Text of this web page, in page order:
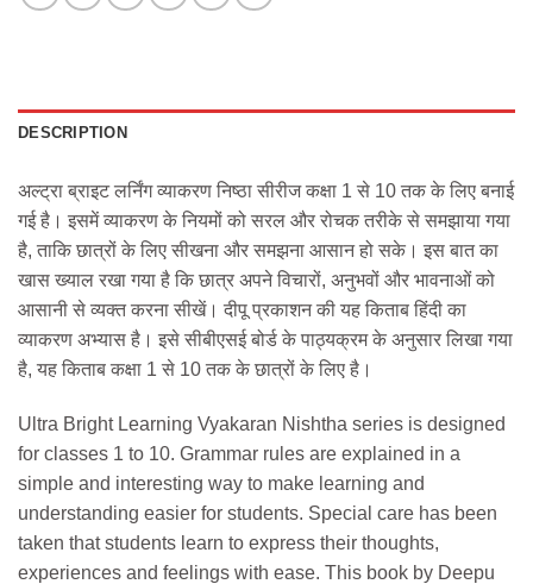
DESCRIPTION
अल्ट्रा ब्राइट लर्निंग व्याकरण निष्ठा सीरीज कक्षा 1 से 10 तक के लिए बनाई
गई है। इसमें व्याकरण के नियमों को सरल और रोचक तरीके से समझाया गया
है, ताकि छात्रों के लिए सीखना और समझना आसान हो सके। इस बात का
खास ख्याल रखा गया है कि छात्र अपने विचारों, अनुभवों और भावनाओं को
आसानी से व्यक्त करना सीखें। दीपू प्रकाशन की यह किताब हिंदी का
व्याकरण अभ्यास है। इसे सीबीएसई बोर्ड के पाठ्यक्रम के अनुसार लिखा गया
है, यह किताब कक्षा 1 से 10 तक के छात्रों के लिए है।
Ultra Bright Learning Vyakaran Nishtha series is designed
for classes 1 to 10. Grammar rules are explained in a
simple and interesting way to make learning and
understanding easier for students. Special care has been
taken that students learn to express their thoughts,
experiences and feelings with ease. This book by Deepu